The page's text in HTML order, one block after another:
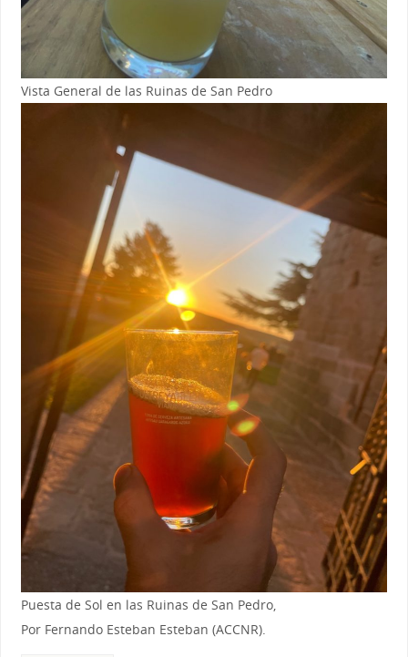
Vista General de las Ruinas de San Pedro
Puesta de Sol en las Ruinas de San Pedro,
Por Fernando Esteban Esteban (ACCNR).